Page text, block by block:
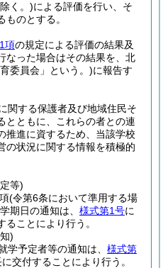
く。)による評価を行い、そ
のとする。
項の規定による評価の結果及
なった場合はその結果を、北
委員会」という。)に報告す
関する保護者及び地域住民そ
とともに、これらの者との連
推進に資するため、当該学校
の状況に関する情報を積極的
等)
(令第6条において準用する場
期日の通知は、 様式第1号に
ことにより行う。
)
学予定者等の通知は、 様式第
交付することにより行う。